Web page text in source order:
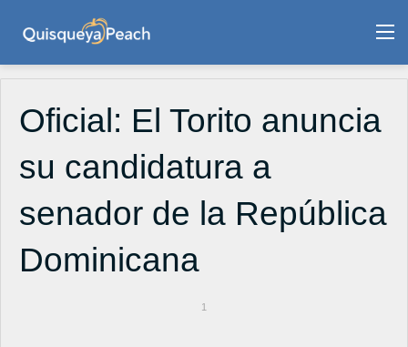
Oficial: El Torito anuncia
su candidatura a
senador de la República
Dominicana
1